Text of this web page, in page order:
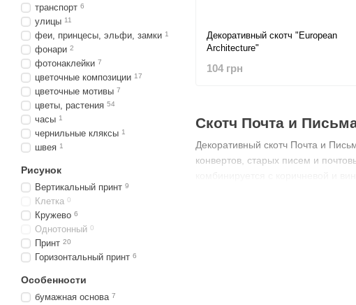
Скотч Почта и
Декоративный скотч Почта и
конвертов, старых писем и
Декоративный скотч "European
Architecture"
104 грн
транспорт 6
улицы 11
феи, принцесы, эльфи, замки 1
фонари 2
фотонаклейки 7
цветочные композиции 17
цветочные мотивы 7
цветы, растения 54
часы 1
чернильные кляксы 1
швея 1
Рисунок
Вертикальный принт 9
Клетка 0
Кружево 6
Однотонный 0
Принт 20
Горизонтальный принт 6
Особенности
бумажная основа 7